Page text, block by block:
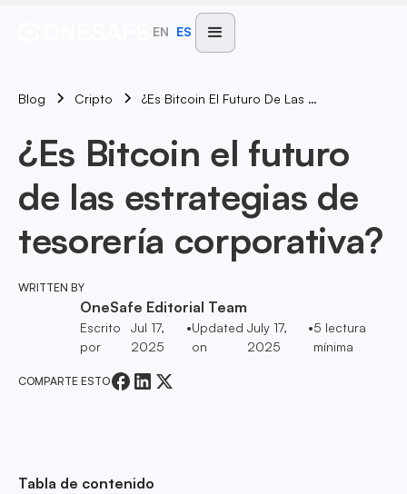
EN ES
Blog Cripto ¿Es Bitcoin El Futuro De Las Estrategias De Tesorería Corporativa?
¿Es Bitcoin el futuro
de las estrategias de
tesorería corporativa?
WRITTEN BY
OneSafe Editorial Team
Escrito
por
Jul 17,
2025
•Updated
on
July 17,
2025
•5 lectura
mínima
COMPARTE ESTO
Tabla de contenido